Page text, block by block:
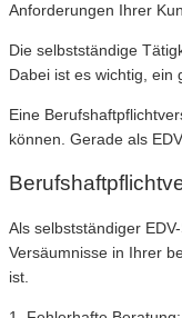
Anforderungen Ihrer
Die selbstständige
Dabei ist es wichtig, ein
Eine
können. Gerade als
Als selbstständiger
Versäumnisse in Ihrer
ist.